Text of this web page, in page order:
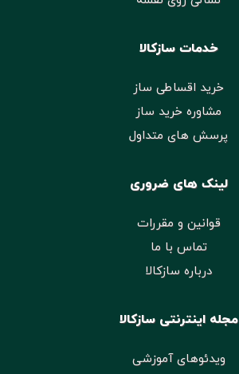
خدمات سازکالا
خرید اقساطی ساز
مشاوره خرید ساز
پرسش های متداول
لینک های ضروری
قوانین و مقررات
تماس با ما
درباره سازکالا
مجله اینترنتی سازکالا
ویدئوهای آموزشی